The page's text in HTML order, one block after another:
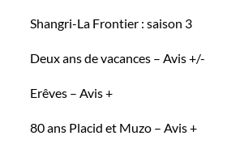
Shangri-La Frontier : saison 3
Deux ans de vacances – Avis +/-
Erêves – Avis +
80 ans Placid et Muzo – Avis +